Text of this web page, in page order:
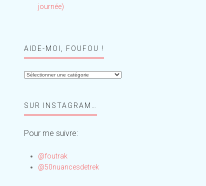
journée)
AIDE-MOI, FOUFOU !
Aide-
!SUR INSTAGRAM…
Pour me suivre:
@foutrak
@50nuancesdetrek